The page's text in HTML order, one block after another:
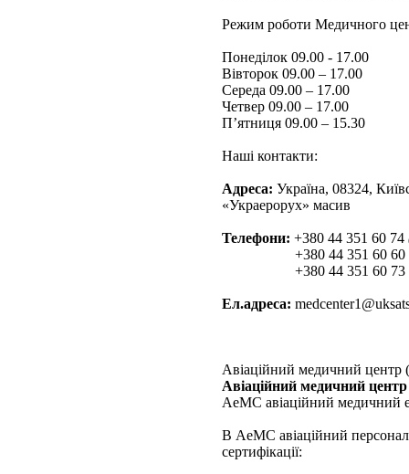
Режим роботи Медичного
Понеділок 09.00 - 17.00
Вівторок 09.00 – 17.00
Середа 09.00 – 17.00
Четвер 09.00 – 17.00
П’ятниця 09.00 – 15.30
Наші контакти:
Адреса: Україна, 08324,
«Украерорух» масив
Телефони: +380 44 351 60 74
+380 44 351 60 60
+380 44 351 60 73
Ел.адреса:
Авіаційний медичний
Авіаційний медичний
АеМС авіаційний медичний
В АеМС авіаційний персонал
сертифікації: